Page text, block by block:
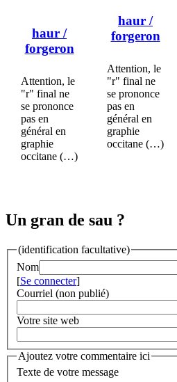
haur /
forgeron
Attention, le
"r" final ne
se prononce
pas en
général en
graphie
occitane (…)
haur /
forgeron
Attention, le
"r" final ne
se prononce
pas en
général en
graphie
occitane (…)
Un gran de sau ?
(identification facultative)
Nom
[Se connecter]
Courriel (non publié)
Votre site web
Ajoutez votre commentaire ici
Texte de votre message